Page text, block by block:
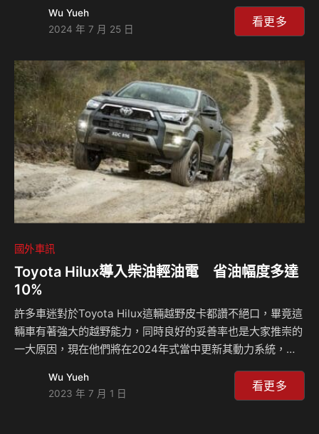
用全新的V8插電式油電混合動力系統來取代這具令人想念的
W12動力，也宣告著一個世代的正式結束。 Bentley賓利W12
上，這款引擎的出現象徵著賓利在高性能豪華車領域的一次重
大突破，W12引擎採用了獨特的W型結構，在本質上是由兩個
V6引擎組合而成，具有緊湊的結構和強大的輸出能力，這種
設計不僅使引擎更加…
Wu Yueh
2024 年 7 月 25 日
看更多
國外車訊
Toyota Hilux導入柴油輕油電 省油幅度多達
10%
許多車迷對於Toyota Hilux這輛越野皮卡都讚不絕口，畢竟這
輛車有著強大的越野能力，同時良好的妥善率也是大家推崇的
一大原因，現在他們將在2024年式當中更新其動力系統，會
油耗表現將會進步10%之多，並且從2024年上半年開始提供
這個動力選擇。 全新的Toyota Hilux將會搭載上2.8升直列四
Wu Yueh
2023 年 7 月 1 日
看更多